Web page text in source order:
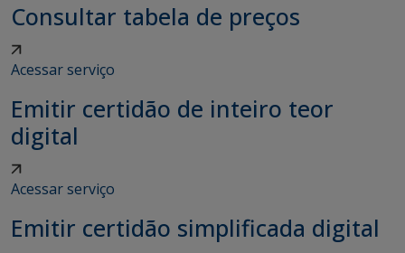
Consultar tabela de preços
Acessar serviço
Emitir certidão de inteiro teor
digital
Acessar serviço
Emitir certidão simplificada digital